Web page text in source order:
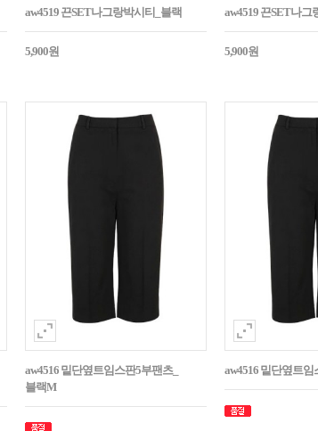
aw4519 끈SET나그랑박시티_블랙
5,900원
aw4519 끈SET나그
5,900원
aw4516 밑단옆트임스판5부팬츠_
블랙M
aw4516 밑단옆트